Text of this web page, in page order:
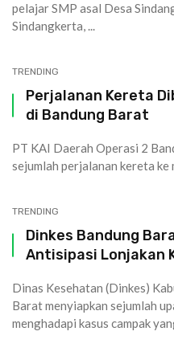
pelajar SMP asal Desa
Sindangkerta, ...
TRENDING
Perjalanan Kereta
di Bandung Barat
PT KAI Daerah Operasi 2
sejumlah perjalanan kereta ke
TRENDING
Dinkes Bandung
Antisipasi Lonjakan
Dinas Kesehatan (Dinkes)
Barat menyiapkan sejumlah
menghadapi kasus campak